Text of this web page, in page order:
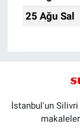
25 Ağu Sal
İstanbul'un